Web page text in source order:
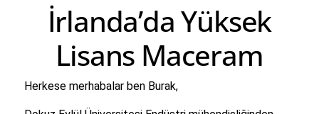
İrlanda’da Yüksek
Lisans Maceram
Herkese merhabalar ben Burak,